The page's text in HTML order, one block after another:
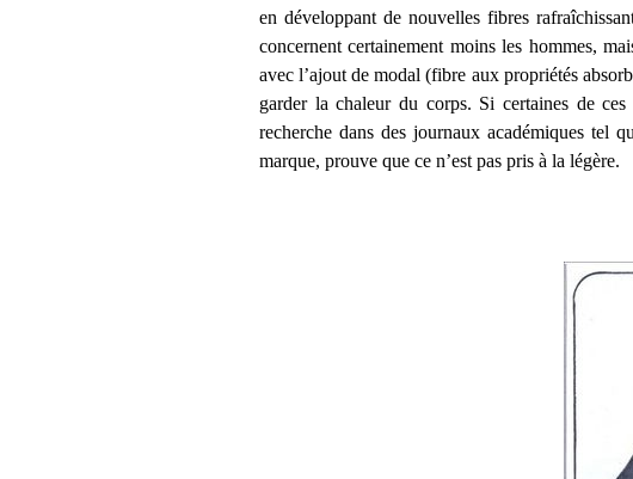
en développant de nouvelles fibres
concernent certainement moins les hommes,
avec l’ajout de modal (fibre aux propriétés
garder la chaleur du corps. Si certaines de
recherche dans des journaux académiques tel
marque, prouve que ce n’est pas pris à la légère.